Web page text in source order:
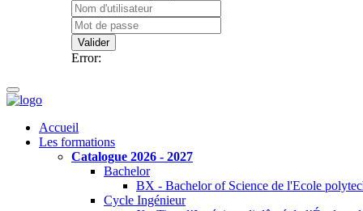
Valider
Error:
Accueil
Les formations
Catalogue 2026 - 2027
Bachelor
BX - Bachelor of Science de l'Ecole
Cycle Ingénieur